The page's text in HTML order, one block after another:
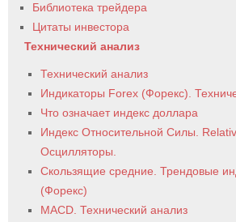
Библиотека трейдера
Цитаты инвестора
Технический анализ
Технический анализ
Индикаторы Forex (Форекс).
Что означает индекс доллара
Индекс Относительной Силы.
Осцилляторы.
Скользящие средние. Трендовые
(Форекс)
MACD. Технический анализ